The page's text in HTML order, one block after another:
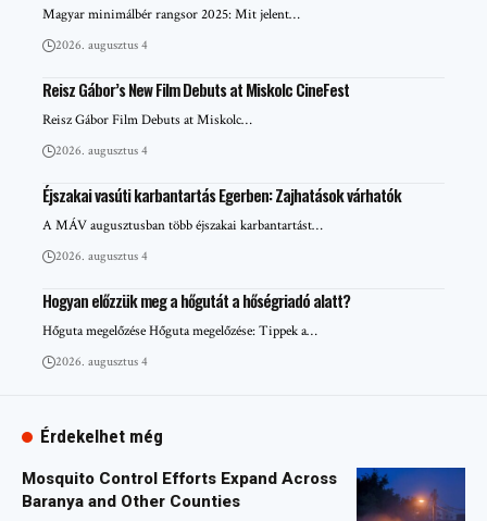
Magyar minimálbér rangsor 2025: Mit jelent…
2026. augusztus 4
Reisz Gábor’s New Film Debuts at Miskolc CineFest
Reisz Gábor Film Debuts at Miskolc…
2026. augusztus 4
Éjszakai vasúti karbantartás Egerben: Zajhatások várhatók
A MÁV augusztusban több éjszakai karbantartást…
2026. augusztus 4
Hogyan előzzük meg a hőgutát a hőségriadó alatt?
Hőguta megelőzése Hőguta megelőzése: Tippek a…
2026. augusztus 4
Érdekelhet még
Mosquito Control Efforts Expand Across
Baranya and Other Counties